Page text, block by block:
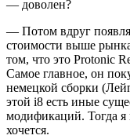
— Потом вдруг
стоимости выше
том, что это Protonic
Самое главное, он
немецкой сборки
этой i8 есть иные
модификаций. Тогда я
хочется.